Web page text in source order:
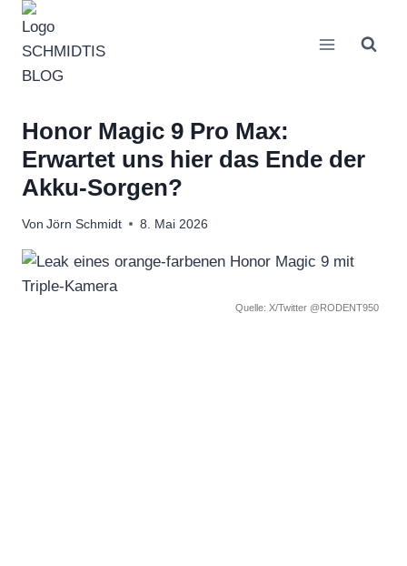
Zum
Inhalt
springen
Honor Magic 9 Pro Max:
Erwartet uns hier das Ende der
Akku-Sorgen?
Von Jörn Schmidt 8. Mai 2026
Quelle: X/Twitter @RODENT950